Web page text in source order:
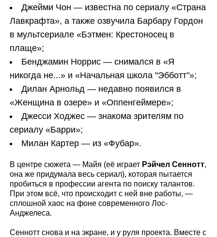
Джейми Чон — известна по сериалу «Страна
Лавкрафта», а также озвучила Барбару Гордон
в мультсериале «Бэтмен: Крестоносец в
плаще»;
Бенджамин Норрис — снимался в «Я
никогда не...» и «Начальная школа "Эбботт"»;
Дилан Арнольд — недавно появился в
«Женщина в озере» и «Оппенгеймере»;
Джесси Ходжес — знакома зрителям по
сериалу «Барри»;
Милан Картер — из «Фубар».
В центре сюжета — Майя (её играет Рэйчел Сеннотт,
она же придумала весь сериал), которая пытается
пробиться в профессии агента по поиску талантов.
При этом всё, что происходит с ней вне работы, —
сплошной хаос на фоне современного Лос-
Анджелеса.
Сеннотт снова и на экране, и у руля проекта. Вместе с